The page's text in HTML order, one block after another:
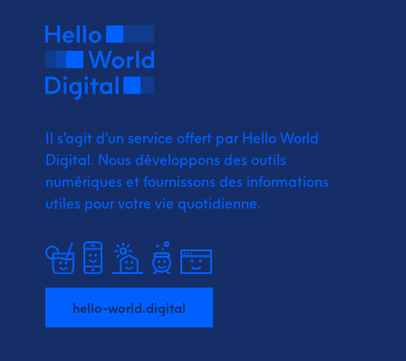
Il s'agit d'un service offert par Hello World
Digital. Nous développons des outils
numériques et fournissons des informations
utiles pour votre vie quotidienne.
hello-world.digital